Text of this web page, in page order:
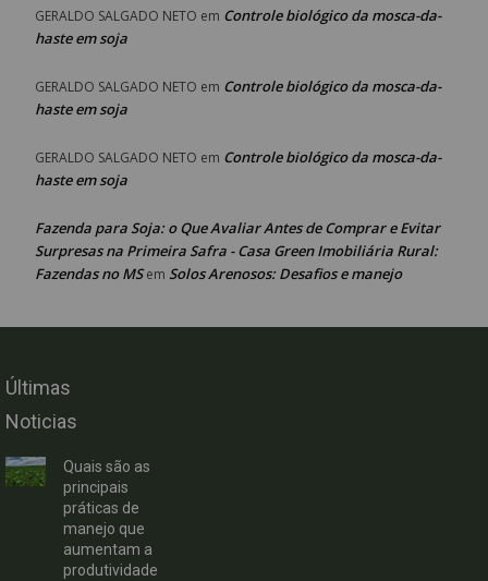
GERALDO SALGADO NETO em Controle biológico da mosca-da-
haste em soja
GERALDO SALGADO NETO em Controle biológico da mosca-da-
haste em soja
GERALDO SALGADO NETO em Controle biológico da mosca-da-
haste em soja
Fazenda para Soja: o Que Avaliar Antes de Comprar e Evitar
Surpresas na Primeira Safra - Casa Green Imobiliária Rural:
Fazendas no MSem Solos Arenosos: Desafios e manejo
Últimas
Noticias
Quais são as
principais
práticas de
manejo que
aumentam a
produtividade